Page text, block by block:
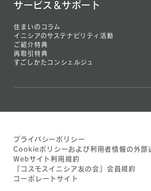
サービス＆サポート
住まいのコラム
イニシアのサステナビリティ活動
ご紹介特典
再取引特典
すごしかたコンシェルジュ
プライバシーポリシー
Cookieポリシーおよび利用者情報の外部
Webサイト利用規約
『コスモスイニシア友の会』会員規約
コーポレートサイト